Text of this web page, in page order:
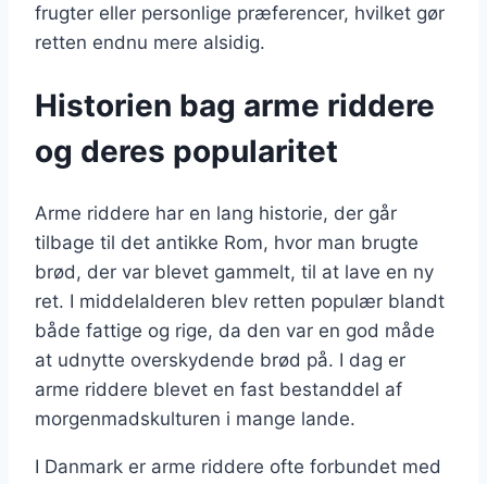
frugter eller personlige præferencer, hvilket gør
retten endnu mere alsidig.
Historien bag arme riddere
og deres popularitet
Arme riddere har en lang historie, der går
tilbage til det antikke Rom, hvor man brugte
brød, der var blevet gammelt, til at lave en ny
ret. I middelalderen blev retten populær blandt
både fattige og rige, da den var en god måde
at udnytte overskydende brød på. I dag er
arme riddere blevet en fast bestanddel af
morgenmadskulturen i mange lande.
I Danmark er arme riddere ofte forbundet med